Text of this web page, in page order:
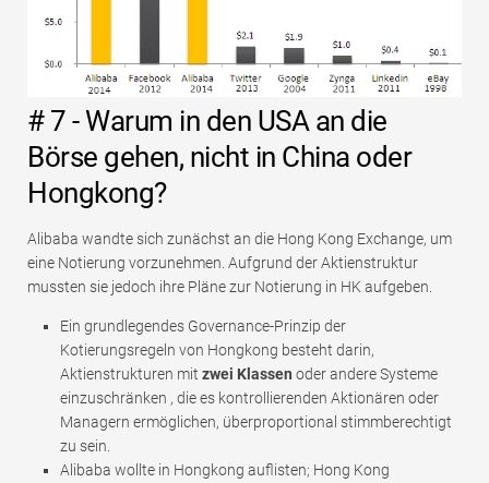
# 7 - Warum in den USA an die
Börse gehen, nicht in China oder
Hongkong?
Alibaba wandte sich zunächst an die Hong Kong Exchange, um
eine Notierung vorzunehmen. Aufgrund der Aktienstruktur
mussten sie jedoch ihre Pläne zur Notierung in HK aufgeben.
Ein grundlegendes Governance-Prinzip der
Kotierungsregeln von Hongkong besteht darin,
Aktienstrukturen mit zwei Klassen oder andere Systeme
einzuschränken , die es kontrollierenden Aktionären oder
Managern ermöglichen, überproportional stimmberechtigt
zu sein.
Alibaba wollte in Hongkong auflisten; Hong Kong